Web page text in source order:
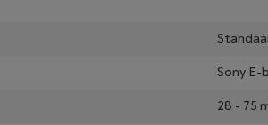
Sony E-
28 - 75